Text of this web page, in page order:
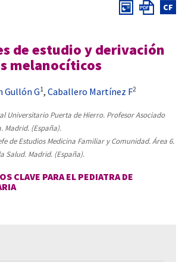
CF
de estudio y derivación
melanocíticos
Gullón G1, Caballero Martínez F2
Universitario Puerta de Hierro. Profesor Asociado
Madrid. (España).
de Estudios Medicina Familiar y Comunidad. Área 6.
Salud. Madrid. (España).
CLAVE PARA EL PEDIATRA DE